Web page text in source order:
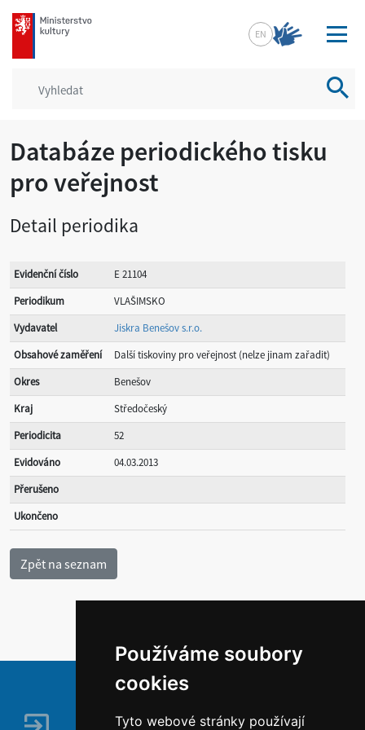
Používáme soubory
cookies
Tyto webové stránky používají
mkcr.cz
EN
Databáze periodického tisku
pro veřejnost
Detail periodika
Evidenční číslo
E 21104
Periodikum
VLAŠIMSKO
Vydavatel
Jiskra Benešov s.r.o.
Obsahové zaměření
Další tiskoviny pro veřejnost (nelze jinam zařadit)
Okres
Benešov
Kraj
Středočeský
Periodicita
52
Evidováno
04.03.2013
Přerušeno
Ukončeno